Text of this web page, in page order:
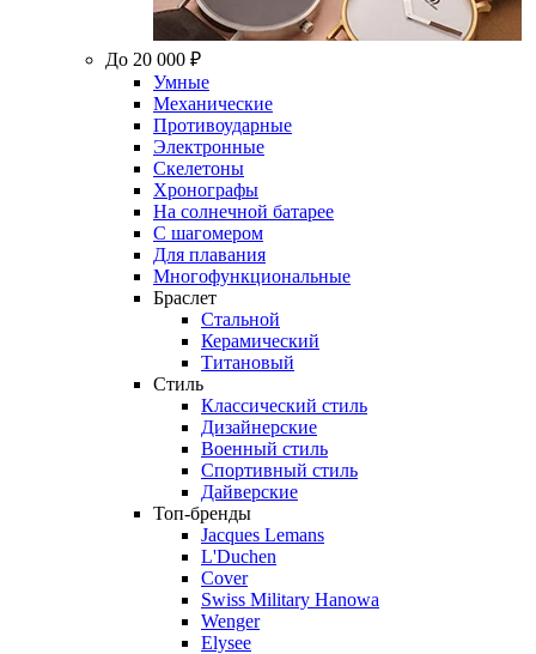
До 20 000 ₽
Умные
Механические
Противоударные
Электронные
Скелетоны
Хронографы
На солнечной батарее
С шагомером
Для плавания
Многофункциональные
Браслет
Стальной
Керамический
Титановый
Стиль
Классический стиль
Дизайнерские
Военный стиль
Спортивный стиль
Дайверские
Топ-бренды
Jacques Lemans
L'Duchen
Cover
Swiss Military Hanowa
Wenger
Elysee